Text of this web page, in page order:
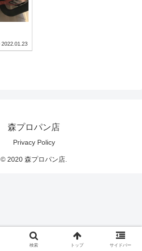
2022.01.23
森プロパン店
Privacy Policy
© 2020 森プロパン店.
検索 トップ サイドバー